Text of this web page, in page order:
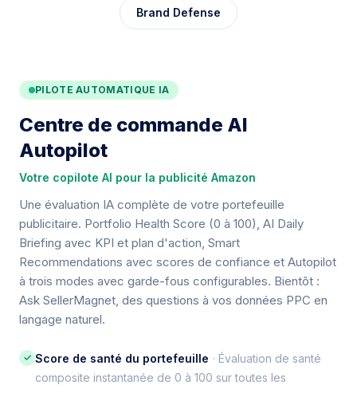
Brand Defense
PILOTE AUTOMATIQUE IA
Centre de commande AI
Autopilot
Votre copilote AI pour la publicité Amazon
Une évaluation IA complète de votre portefeuille
publicitaire. Portfolio Health Score (0 à 100), AI Daily
Briefing avec KPI et plan d'action, Smart
Recommendations avec scores de confiance et Autopilot
à trois modes avec garde-fous configurables. Bientôt :
Ask SellerMagnet, des questions à vos données PPC en
langage naturel.
✓ Score de santé du portefeuille · Évaluation de santé
composite instantanée de 0 à 100 sur toutes les